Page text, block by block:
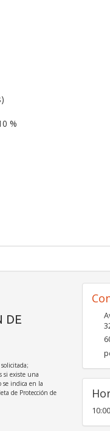
%
DE
si existe una
se indica en la
de Protección de